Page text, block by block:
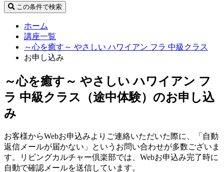
この条件で検索
ホーム
講座一覧
～心を癒す～ やさしい ハワイアン フラ 中級クラス
お申し込み
～心を癒す～ やさしい ハワイアン フ
ラ 中級クラス（途中体験）のお申し込
み
お客様からWebお申込みよりご連絡いただいた際に、「自動
返信メールが届かない」というお問い合わせが多数ございま
す。リビングカルチャー倶楽部では、Webお申込み完了時に
自動で確認メールを送信しています。